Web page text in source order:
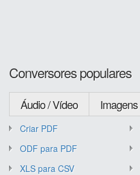
Conversores populares
Áudio / Vídeo Imagens
Criar PDF
ODF para PDF
XLS para CSV